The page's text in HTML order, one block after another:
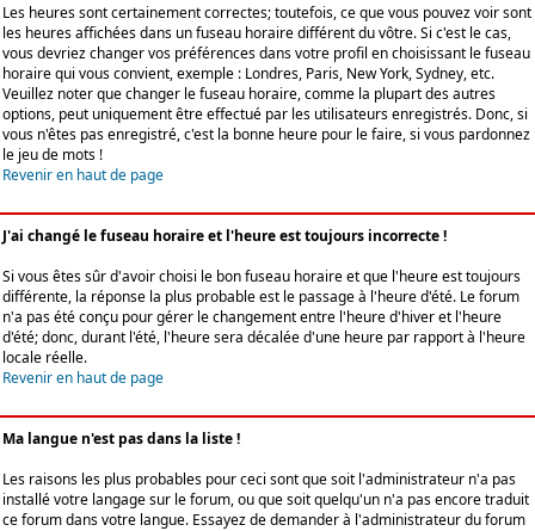
Les heures sont certainement correctes; toutefois, ce que vous pouvez voir sont
les heures affichées dans un fuseau horaire différent du vôtre. Si c'est le cas,
vous devriez changer vos préférences dans votre profil en choisissant le fuseau
horaire qui vous convient, exemple : Londres, Paris, New York, Sydney, etc.
Veuillez noter que changer le fuseau horaire, comme la plupart des autres
options, peut uniquement être effectué par les utilisateurs enregistrés. Donc, si
vous n'êtes pas enregistré, c'est la bonne heure pour le faire, si vous pardonnez
le jeu de mots !
Revenir en haut de page
J'ai changé le fuseau horaire et l'heure est toujours incorrecte !
Si vous êtes sûr d'avoir choisi le bon fuseau horaire et que l'heure est toujours
différente, la réponse la plus probable est le passage à l'heure d'été. Le forum
n'a pas été conçu pour gérer le changement entre l'heure d'hiver et l'heure
d'été; donc, durant l'été, l'heure sera décalée d'une heure par rapport à l'heure
locale réelle.
Revenir en haut de page
Ma langue n'est pas dans la liste !
Les raisons les plus probables pour ceci sont que soit l'administrateur n'a pas
installé votre langage sur le forum, ou que soit quelqu'un n'a pas encore traduit
ce forum dans votre langue. Essayez de demander à l'administrateur du forum